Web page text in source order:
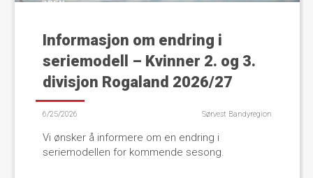
Informasjon om endring i
seriemodell – Kvinner 2. og 3.
divisjon Rogaland 2026/27
6/25/2026 Sørvest Bandyregion
Vi ønsker å informere om en endring i
seriemodellen for kommende sesong.